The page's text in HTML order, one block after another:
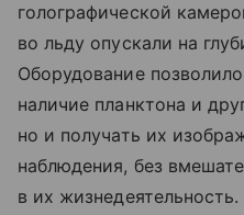
голографической
во льду опускали на
Оборудование
наличие планктона и
но и получать их
наблюдения, без
в их